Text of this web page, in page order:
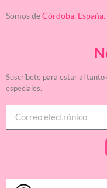
Somos deCórdoba. España.
Suscríbete para estar al tanto
especiales.